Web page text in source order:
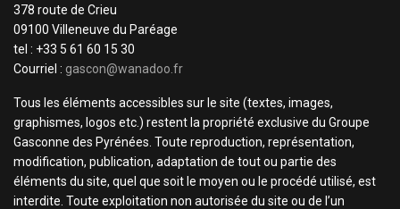
378 route de Crieu
09100 Villeneuve du Paréage
tel : +33 5 61 60 15 30
Courriel : gascon@wanadoo.fr
Tous les éléments accessibles sur le site (textes, images,
graphismes, logos etc.) restent la propriété exclusive du Groupe
Gasconne des Pyrénées. Toute reproduction, représentation,
modification, publication, adaptation de tout ou partie des
éléments du site, quel que soit le moyen ou le procédé utilisé, est
interdite. Toute exploitation non autorisée du site ou de l’un